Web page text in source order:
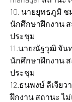
10. นายยุทธภูมิ ช
นักศึกษาฝึกงาน
ประชุม
11.นายณัฐวุฒิ จัน
นักศึกษาฝึกงาน
ประชุม
12.ธนพงษ์ ลีเจีย
ฝึกงาน สถานะ ไ